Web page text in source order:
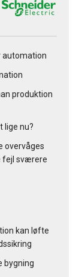
automation
produktion
lige nu?
overvåges
fejl sværere
kan løfte
bygning